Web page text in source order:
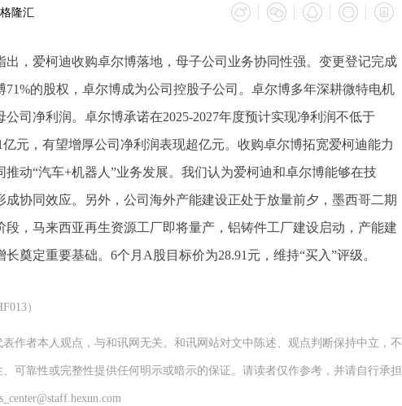
格隆汇
出，爱柯迪收购卓尔博落地，母子公司业务协同性强。变更登记完成
71%的股权，卓尔博成为公司控股子公司。卓尔博多年深耕微特电机
公司净利润。卓尔博承诺在2025-2027年度预计实现净利润不低于
亿元，有望增厚公司净利润表现超亿元。收购卓尔博拓宽爱柯迪能力
推动“汽车+机器人”业务发展。我们认为爱柯迪和卓尔博能够在技
成协同效应。另外，公司海外产能建设正处于放量前夕，墨西哥二期
段，马来西亚再生资源工厂即将量产，铝铸件工厂建设启动，产能建
奠定重要基础。6个月A股目标价为28.91元，维持“买入”评级。
）
表作者本人观点，与和讯网无关。和讯网站对文中陈述、观点判断保持中立，不
可靠性或完整性提供任何明示或暗示的保证。请读者仅作参考，并请自行承担